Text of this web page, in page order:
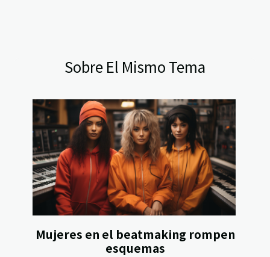
Sobre El Mismo Tema
Mujeres en el beatmaking rompen
esquemas